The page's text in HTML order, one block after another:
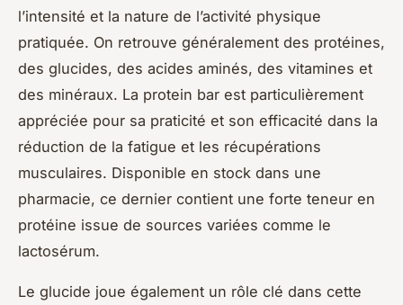
l’intensité et la nature de l’activité physique
pratiquée. On retrouve généralement des protéines,
des glucides, des acides aminés, des vitamines et
des minéraux. La protein bar est particulièrement
appréciée pour sa praticité et son efficacité dans la
réduction de la fatigue et les récupérations
musculaires. Disponible en stock dans une
pharmacie, ce dernier contient une forte teneur en
protéine issue de sources variées comme le
lactosérum.
Le glucide joue également un rôle clé dans cette